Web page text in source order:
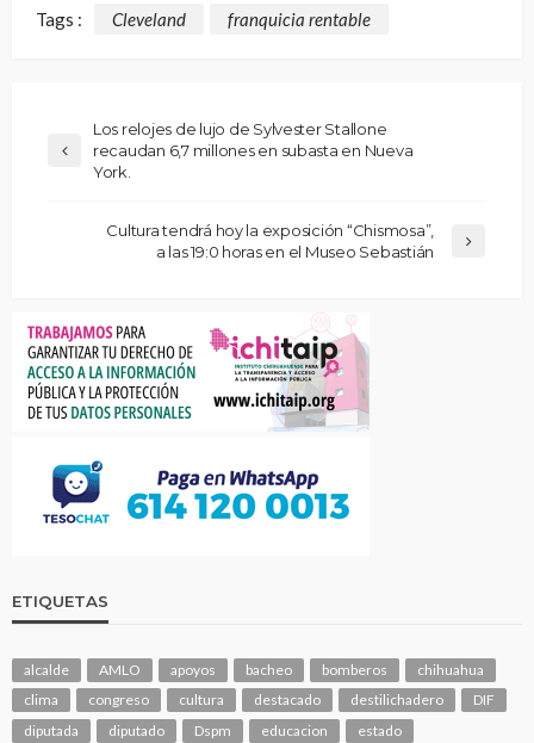
Tags : Cleveland franquicia rentable
Los relojes de lujo de Sylvester Stallone
recaudan 6,7 millones en subasta en Nueva
York.
Cultura tendrá hoy la exposición “Chismosa”,
a las 19:0 horas en el Museo Sebastián
ETIQUETAS
alcalde AMLO apoyos bacheo bomberos
chihuahua
clima
congreso cultura destacado destilichadero
DIF
diputada
diputado Dspm educacion
estado